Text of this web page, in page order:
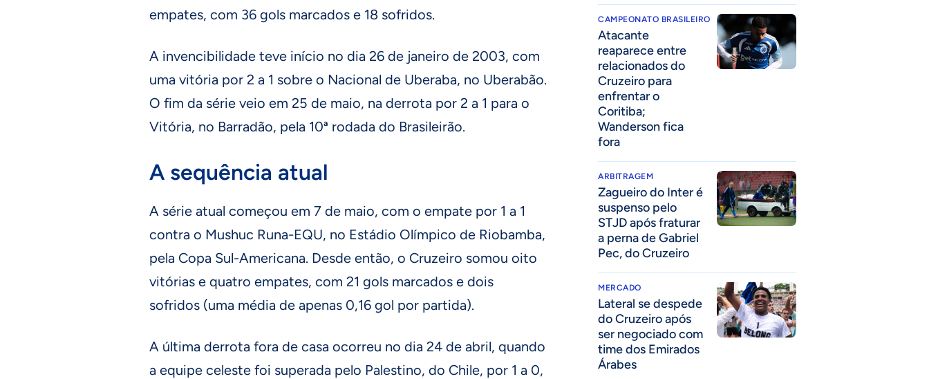
empates, com 36 gols marcados e 18 sofridos.
A invencibilidade teve início no dia 26 de janeiro de 2003, com
uma vitória por 2 a 1 sobre o Nacional de Uberaba, no Uberabão.
O fim da série veio em 25 de maio, na derrota por 2 a 1 para o
Vitória, no Barradão, pela 10ª rodada do Brasileirão.
A sequência atual
A série atual começou em 7 de maio, com o empate por 1 a 1
contra o Mushuc Runa-EQU, no Estádio Olímpico de Riobamba,
pela Copa Sul-Americana. Desde então, o Cruzeiro somou oito
vitórias e quatro empates, com 21 gols marcados e dois
sofridos (uma média de apenas 0,16 gol por partida).
A última derrota fora de casa ocorreu no dia 24 de abril, quando
a equipe celeste foi superada pelo Palestino, do Chile, por 1 a 0,
CAMPEONATO BRASILEIRO
Atacante
reaparece entre
relacionados do
Cruzeiro para
enfrentar o
Coritiba;
Wanderson fica
fora
ARBITRAGEM
Zagueiro do Inter é
suspenso pelo
STJD após fraturar
a perna de Gabriel
Pec, do Cruzeiro
MERCADO
Lateral se despede
do Cruzeiro após
ser negociado com
time dos Emirados
Árabes